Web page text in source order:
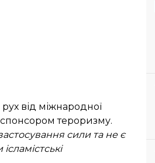
від міжнародної
тероризму.
сили та не є